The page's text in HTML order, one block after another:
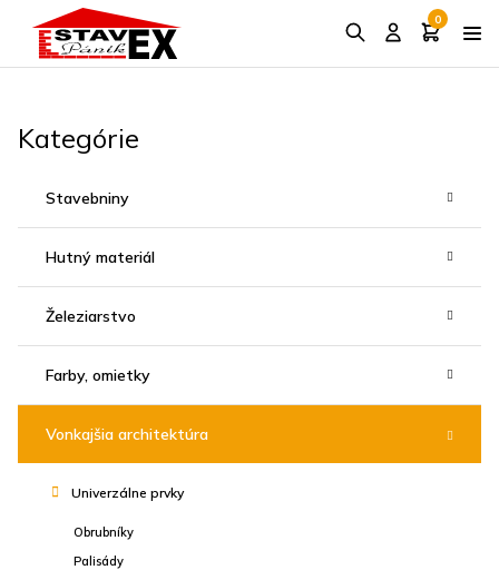
0
Kategórie
Stavebniny
Hutný materiál
Železiarstvo
Farby, omietky
Vonkajšia architektúra
Univerzálne prvky
Obrubníky
Palisády